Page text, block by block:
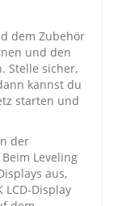
dem Zubehör
und den
Stelle sicher,
kannst du
starten und
der
Leveling
aus,
LCD-Display